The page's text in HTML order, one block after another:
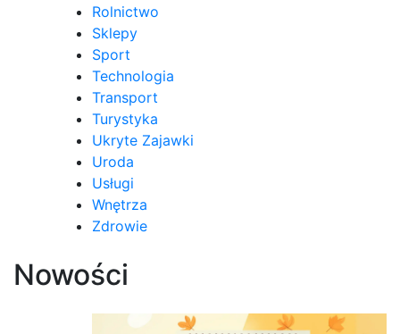
Rolnictwo
Sklepy
Sport
Technologia
Transport
Turystyka
Ukryte Zajawki
Uroda
Usługi
Wnętrza
Zdrowie
Nowości